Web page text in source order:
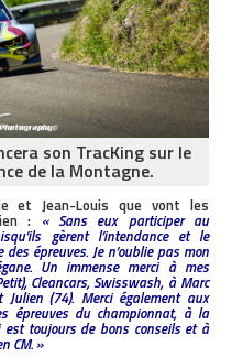
son TracKing sur le
de la Montagne.
et Jean-Louis que vont les
: « Sans eux participer au
gèrent l’intendance et le
épreuves. Je n’oublie pas mon
Un immense merci à mes
Cleancars, Swisswash, à Marc
Julien (74). Merci également aux
épreuves du championnat, à la
toujours de bons conseils et à
CM. »